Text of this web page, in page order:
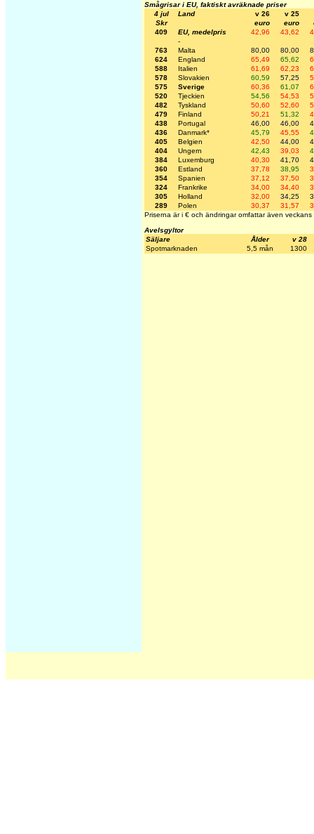
Smågrisar i EU, faktiskt avräknade priser
4 jul
Land v 26
v 25
Skr
euro euro
409
EU, medelpris 42,96 43,62
-
763
Malta 80,00 80,00
624
England 65,49 65,62
588
Italien 61,69 62,23
578
Slovakien 60,59 57,25
575
Sverige 60,36 61,07
520
Tjeckien 54,56 54,53
482
Tyskland 50,60 52,60
479
Finland 50,21 51,32
438
Portugal 46,00 46,00
436
Danmark* 45,79 45,55
405
Belgien 42,50 44,00
404
Ungern 42,43 39,03
384
Luxemburg 40,30 41,70
360
Estland 37,78 38,95
354
Spanien 37,12 37,50
324
Frankrike 34,00 34,40
305
Holland 32,00 34,25
289
Polen 30,37 31,57
Priserna är i € och ändringar omfattar även veckans
Avelsgyltor
Säljare
Ålder
v 28
Spotmarknaden
5,5 mån 1300